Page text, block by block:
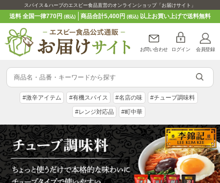
スパイス＆ハーブのエスビー食品直営のオンラインショップ「お届けサイト」
送料 全国一律770円(税込) 商品合計5,400円 (税込)以上お買い上げで送料無料
お問い合わせ ログイン 会員登録
#激辛アイテム #有機スパイス #名店の味 #チューブ調味料
#レンジ対応品 #町中華